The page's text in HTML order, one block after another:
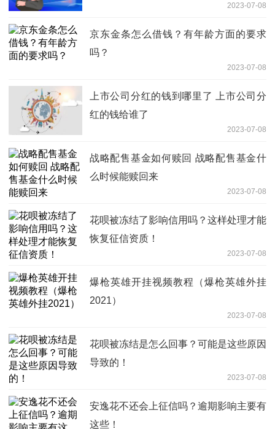
2023-07-08
京东金条怎么借钱？有年龄方面的要求
吗？
2023-07-08
上市公司分红的钱到哪里了 上市公司分
红的钱给谁了
2023-07-08
战略配售基金如何赎回 战略配售基金什
么时候能赎回来
2023-07-08
花呗被冻结了影响信用吗？这样处理才能
恢复征信资质！
2023-07-08
爆枪英雄开挂视频教程（爆枪英雄外挂
2021）
2023-07-08
花呗被冻结是怎么回事？可能是这些原因
导致的！
2023-07-08
安逸花不还会上征信吗？逾期影响主要有
这些！